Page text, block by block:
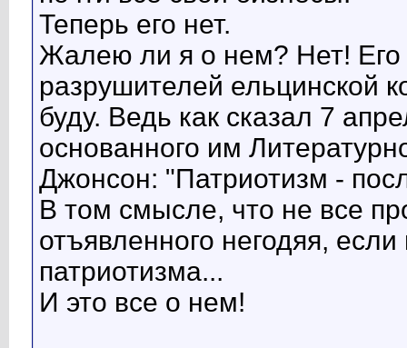
Теперь его нет.
Жалею ли я о нем? Нет! Его
разрушителей ельцинской
буду. Ведь как сказал 7
основанного им
Джонсон: "Патриотизм -
В том смысле, что не все
отъявленного негодяя,
патриотизма...
И это все о нем!